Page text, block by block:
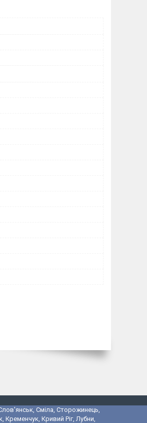
Сміла, Сторожинець,
Кривий Ріг, Лубни,